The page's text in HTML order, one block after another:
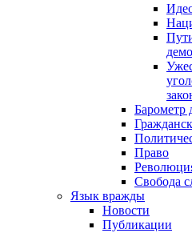
Барометр
Право
Свобода
Язык вражды
Новости
Публикации